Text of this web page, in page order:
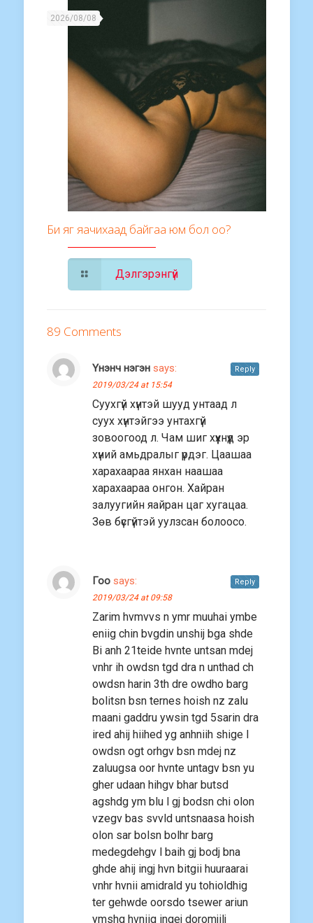
2026/08/08
Би яг яачихаад байгаа юм бол оо?
Дэлгэрэнгүй
89 Comments
Үнэнч нэгэн says:
2019/03/24 at 15:54
Суухгүй хүнтэй шууд унтаад л
суух хүнтэйгээ унтахгүй
зовоогоод л. Чам шиг хүүхнүүд эр
хүний амьдралыг үрдэг. Цаашаа
харахаараа янхан наашаа
харахаараа онгон. Хайран
залуугийн яайран цаг хугацаа.
Зөв бүсгүйтэй уулзсан болоосо.
Reply
Гоо says:
2019/03/24 at 09:58
Zarim hvmvvs n ymr muuhai ymbe
eniig chin bvgdin unshij bga shde
Bi anh 21teide hvnte untsan mdej
vnhr ih owdsn tgd dra n unthad ch
owdsn harin 3th dre owdho barg
bolitsn bsn ternes hoish nz zalu
maani gaddru ywsin tgd 5sarin dra
ired ahij hiihed yg anhniih shige l
owdsn ogt orhgv bsn mdej nz
zaluugsa oor hvnte untagv bsn yu
gher udaan hihgv bhar butsd
agshdg ym blu l gj bodsn chi olon
vzegv bas svvld untsnaasa hoish
olon sar bolsn bolhr barg
medegdehgv l baih gj bodj bna
ghde ahij ingj hvn bitgii huuraarai
vnhr hvnii amidrald yu tohioldhig
ter gehwde oorsdo tsewer ariun
ymshg hvniig ingej doromjilj
Reply